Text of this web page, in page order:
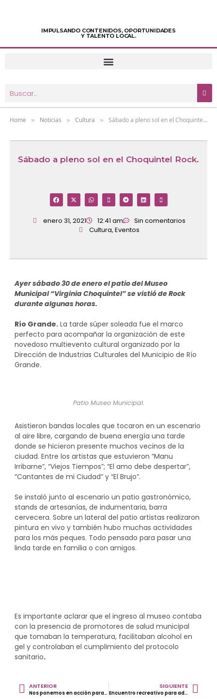
IMPULSANDO CONTENIDOS, OPORTUNIDADES
Y TALENTO LOCAL.
Home » Noticias » Cultura » Sábado a pleno sol en el Choquintel Rock.
Sábado a pleno sol en el Choquintel Rock.
enero 31, 2021 12:41 am
Sin comentarios
Cultura, Eventos
Ayer sábado 30 de enero el patio del Museo
Municipal “Virginia Choquintel” se vistió de Rock
durante algunas horas.
Río Grande. La tarde súper soleada fue el marco
perfecto para acompañar la organización de este
novedoso multievento cultural organizado por la
Dirección de Industrias Culturales del Municipio de Río
Grande.
Patio Museo Municipal.
Asistieron bandas locales que tocaron en un escenario
al aire libre, cargando de buena energía una tarde
donde se hicieron presente muchos vecinos de la
ciudad. Entre los artistas que estuvieron “Manu
Irribarne”, “Viejos Tiempos”; “El amo debe despertar”,
“Cantantes de mi Ciudad” y “El Brujo”.
Se instaló junto al escenario un patio gastronómico,
stands de artesanías, de indumentaria, barra
cervecera. Sobre un lateral del patio artistas realizaron
pintura en vivo y también hubo muchas actividades
para los más peques. Todo pensado para pasar una
linda tarde en familia o con amigos.
Es importante aclarar que el ingreso al museo contaba
con la presencia de promotores de salud municipal
que tomaban la temperatura, facilitaban alcohol en
gel y controlaban el cumplimiento del protocolo
sanitario.
ANTERIOR
Nos ponemos en acción para buscar empleo.
SIGUIENTE
Encuentro recreativo para adultos mayores.